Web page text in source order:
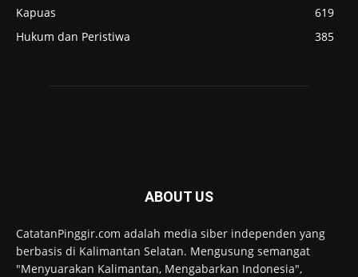
Kapuas
619
Hukum dan Peristiwa
385
ABOUT US
CatatanPinggir.com adalah media siber independen yang
berbasis di Kalimantan Selatan. Mengusung semangat
"Menyuarakan Kalimantan, Mengabarkan Indonesia",